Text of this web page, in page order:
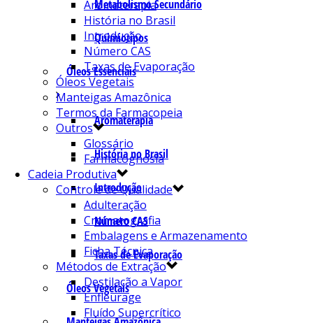
Metabolismo Secundário
Quimiotipos
Óleos Essenciais
Aromaterapia
História no Brasil
Introdução
Número CAS
Taxas de Evaporação
Óleos Vegetais
Aromaterapia
História no Brasil
Introdução
Número CAS
Taxas de Evaporação
Óleos Vegetais
Manteigas Amazônica
Termos da Farmacopeia
Outros
Glossário
Farmacognosia
Cadeia Produtiva
Controle de Qualidade
Adulteração
Cromatografia
Embalagens e Armazenamento
Ficha Técnica
Métodos de Extração
Destilação a Vapor
Enfleurage
Fluído Supercrítico